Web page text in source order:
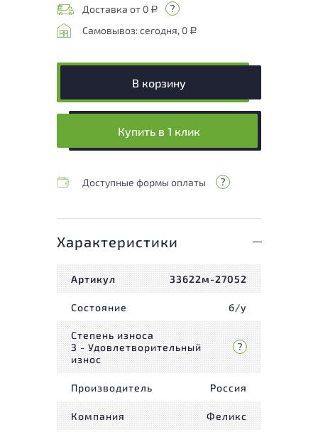
Доставка от 0 Р
Самовывоз: сегодня, 0 Р
В корзину
Купить в 1 клик
Доступные формы оплаты
Характеристики
Артикул 33622м-27052
Состояние б/у
Степень износа
3 - Удовлетворительный
износ
Производитель Россия
Компания Феликс